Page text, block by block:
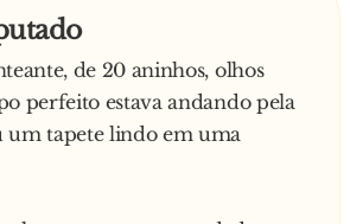
a mão e colocam dinheiro no
acreditar no que ouviu,
para o recreio, exceto o
de 20 aninhos, olhos
perfeito estava andando pela
um tapete lindo em uma